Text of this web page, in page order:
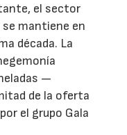
el sector
mantiene en
década. La
—
de la oferta
el grupo Gala